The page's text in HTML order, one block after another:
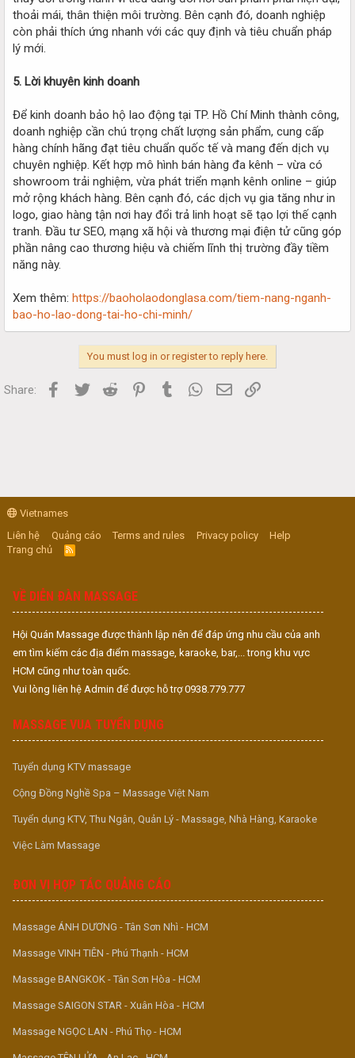
thoải mái, thân thiện môi trường. Bên cạnh đó, doanh nghiệp
còn phải thích ứng nhanh với các quy định và tiêu chuẩn pháp
lý mới.
5. Lời khuyên kinh doanh
Để kinh doanh bảo hộ lao động tại TP. Hồ Chí Minh thành công,
doanh nghiệp cần chú trọng chất lượng sản phẩm, cung cấp
hàng chính hãng đạt tiêu chuẩn quốc tế và mang đến dịch vụ
chuyên nghiệp. Kết hợp mô hình bán hàng đa kênh – vừa có
showroom trải nghiệm, vừa phát triển mạnh kênh online – giúp
mở rộng khách hàng. Bên cạnh đó, các dịch vụ gia tăng như in
logo, giao hàng tận nơi hay đổi trả linh hoạt sẽ tạo lợi thế cạnh
tranh. Đầu tư SEO, mạng xã hội và thương mại điện tử cũng góp
phần nâng cao thương hiệu và chiếm lĩnh thị trường đầy tiềm
năng này.
Xem thêm: https://baoholaodonglasa.com/tiem-nang-nganh-
bao-ho-lao-dong-tai-ho-chi-minh/
You must log in or register to reply here.
Share: Facebook
Twitter Reddit PinterestTumblr WhatsApp
Email
Vietnames
Liên hệ
Quảng cáo Terms and rules Privacy policy
Help
Trang chủ
R
S
VỀ DIỄN ĐÀN MASSAGE
Hội Quán Massage được thành lập nên để đáp ứng nhu cầu của anh
em tìm kiếm các địa điểm massage, karaoke, bar,... trong khu vực
HCM cũng như toàn quốc.
Vui lòng liên hệ Admin để được hỗ trợ 0938.779.777
MASSAGE VUA TUYỂN DỤNG
Tuyển dụng KTV massage
Cộng Đồng Nghề Spa – Massage Việt Nam
Tuyển dụng KTV, Thu Ngân, Quản Lý - Massage, Nhà Hàng, Karaoke
Việc Làm Massage
ĐƠN VỊ HỢP TÁC QUẢNG CÁO
Massage ÁNH DƯƠNG - Tân Sơn Nhì - HCM
Massage VINH TIÊN - Phú Thạnh - HCM
Massage BANGKOK - Tân Sơn Hòa - HCM
Massage SAIGON STAR - Xuân Hòa - HCM
Massage NGỌC LAN - Phú Thọ - HCM